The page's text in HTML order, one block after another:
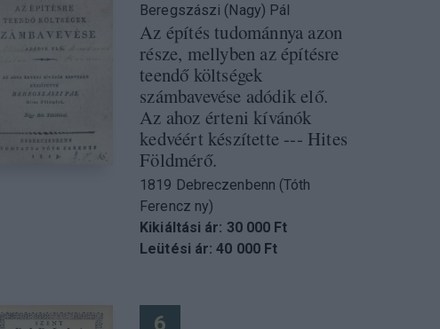
Beregszászi (Nagy) Pál
Az építés tudománnya azon
része, mellyben az építésre
teendő költségek
számbavevése adódik elő.
Az ahoz érteni kívánók
kedvéért készítette --- Hites
Földmérő.
1819 Debreczenbenn (Tóth
Ferencz ny)
Kikiáltási ár: 30 000 Ft
Leütési ár: 40 000 Ft
6